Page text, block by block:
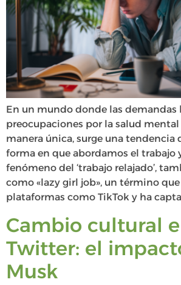
En un mundo donde las demandas
preocupaciones por la salud
manera única, surge una tendencia
forma en que abordamos el trabajo
fenómeno del ‘trabajo relajado’,
como «lazy girl job», un término
plataformas como TikTok y ha
Cambio cultural
Twitter: el
Musk